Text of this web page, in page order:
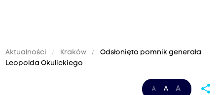
Aktualności Kraków
Odsłonięto pomnik generała
Leopolda Okulickiego
A A A share